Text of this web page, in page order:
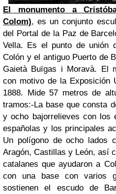
El monumento a
Colom), es un conjunto
del Portal de la Paz de
Vella. Es el punto de unión
Colón y el antiguo Puerto de
Gaietà Buïgas i Moravà. El
con motivo de la Exposición
1888. Mide 57 metros de
tramos:-La base que consta
y ocho bajorrelieves con los
españolas y los principales
Un polígono de ocho lados
Aragón, Castillas y León, así
catalanes que ayudaron a
con una base con varios
sostienen el escudo de